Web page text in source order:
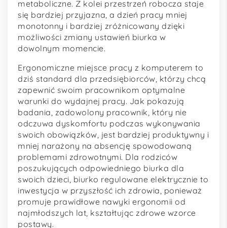
metaboliczne. Z kolei przestrzeń robocza staje
się bardziej przyjazna, a dzień pracy mniej
monotonny i bardziej zróżnicowany dzięki
możliwości zmiany ustawień biurka w
dowolnym momencie.
Ergonomiczne miejsce pracy z komputerem to
dziś standard dla przedsiębiorców, którzy chcą
zapewnić swoim pracownikom optymalne
warunki do wydajnej pracy. Jak pokazują
badania, zadowolony pracownik, który nie
odczuwa dyskomfortu podczas wykonywania
swoich obowiązków, jest bardziej produktywny i
mniej narażony na absencję spowodowaną
problemami zdrowotnymi. Dla rodziców
poszukujących odpowiedniego biurka dla
swoich dzieci, biurko regulowane elektrycznie to
inwestycja w przyszłość ich zdrowia, ponieważ
promuje prawidłowe nawyki ergonomii od
najmłodszych lat, kształtując zdrowe wzorce
postawy.